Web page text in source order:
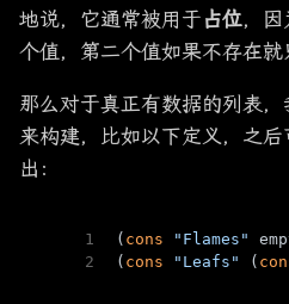
地说，它通常被用于 占位，因
个值，第二个值如果不存在就
那么对于真正有数据的列表，
来构建，比如以下定义，之
出：
1
2
( cons "Flames"
( cons "Leafs" (